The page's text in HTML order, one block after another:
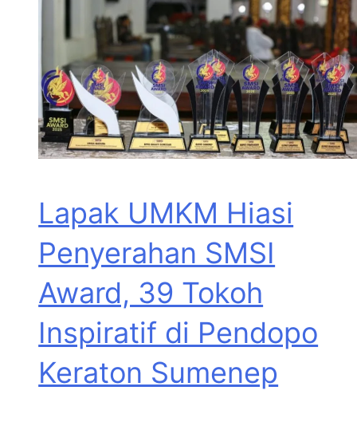
Lapak UMKM Hiasi
Penyerahan SMSI
Award, 39 Tokoh
Inspiratif di Pendopo
Keraton Sumenep